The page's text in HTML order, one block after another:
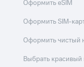
Оформить eSIM
Оформить SIM-
Оформить чистый
Выбрать